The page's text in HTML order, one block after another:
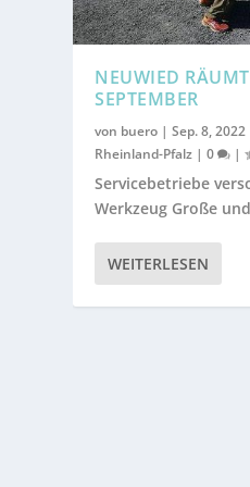
NEUWIED
SEPTEMBER
von buero |Sep. 8, 2022
Rheinland-Pfalz |0 |
Servicebetriebe
Werkzeug Große
WEITERLESEN